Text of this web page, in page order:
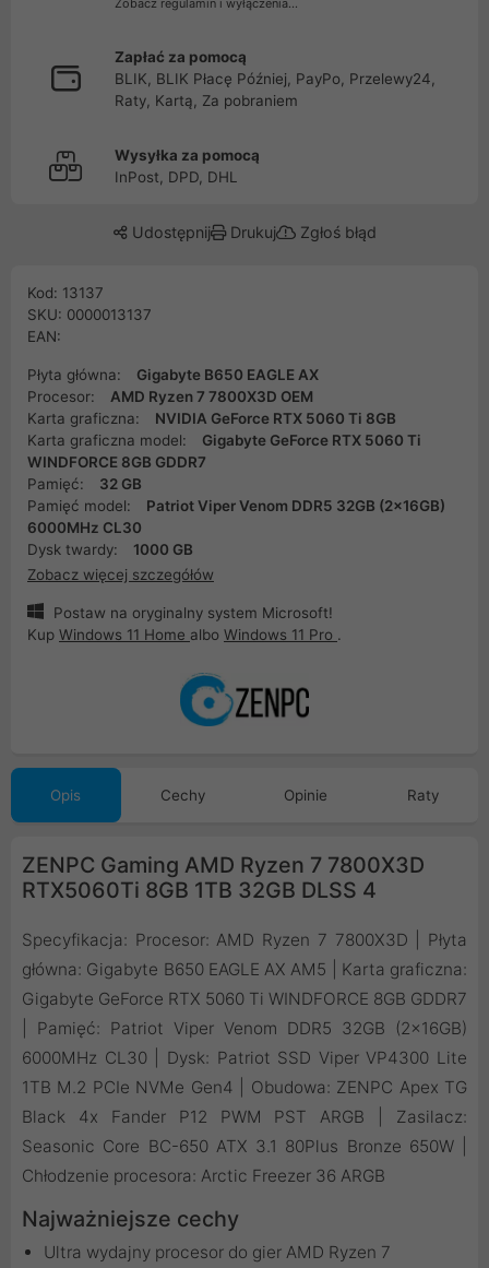
Zobacz regulamin i wyłączenia...
Zapłać za pomocą
BLIK, BLIK Płacę Później, PayPo, Przelewy24,
Raty, Kartą, Za pobraniem
Wysyłka za pomocą
InPost, DPD, DHL
Udostępnij Drukuj Zgłoś błąd
Kod: 13137
SKU: 0000013137
EAN:
Płyta główna:
Gigabyte B650 EAGLE AX
Procesor:
AMD Ryzen 7 7800X3D OEM
Karta graficzna:
NVIDIA GeForce RTX 5060 Ti 8GB
Karta graficzna model:
Gigabyte GeForce RTX 5060 Ti
WINDFORCE 8GB GDDR7
Pamięć:
32 GB
Pamięć model:
Patriot Viper Venom DDR5 32GB (2x16GB)
6000MHz CL30
Dysk twardy:
1000 GB
Zobacz więcej szczegółów
Postaw na oryginalny system Microsoft!
Kup Windows 11 Home albo Windows 11 Pro .
Opis Cechy Opinie Raty
ZENPC Gaming AMD Ryzen 7 7800X3D
RTX5060Ti 8GB 1TB 32GB DLSS 4
Specyfikacja: Procesor: AMD Ryzen 7 7800X3D | Płyta
główna: Gigabyte B650 EAGLE AX AM5 | Karta graficzna:
Gigabyte GeForce RTX 5060 Ti WINDFORCE 8GB GDDR7
| Pamięć: Patriot Viper Venom DDR5 32GB (2x16GB)
6000MHz CL30 | Dysk: Patriot SSD Viper VP4300 Lite
1TB M.2 PCIe NVMe Gen4 | Obudowa: ZENPC Apex TG
Black 4x Fander P12 PWM PST ARGB | Zasilacz:
Seasonic Core BC-650 ATX 3.1 80Plus Bronze 650W |
Chłodzenie procesora: Arctic Freezer 36 ARGB
Najważniejsze cechy
Ultra wydajny procesor do gier AMD Ryzen 7